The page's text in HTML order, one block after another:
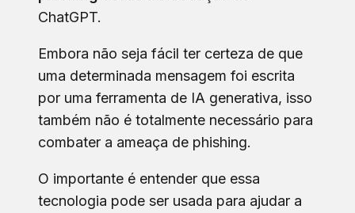
ChatGPT.
Embora não seja fácil ter certeza de que
uma determinada mensagem foi escrita
por uma ferramenta de IA generativa, isso
também não é totalmente necessário para
combater a ameaça de phishing.
O importante é entender que essa
tecnologia pode ser usada para ajudar a